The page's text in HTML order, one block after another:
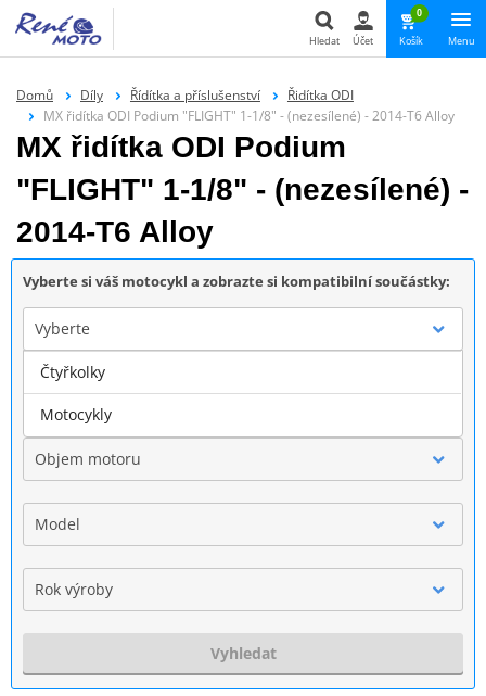
Hledat Účet
0
Košík Menu
Domů Díly Řídítka a příslušenství
Řidítka ODI
MX řidítka ODI Podium "FLIGHT" 1-1/8" - (nezesílené) - 2014-T6 Alloy
MX řidítka ODI Podium
"FLIGHT" 1-1/8" - (nezesílené) -
2014-T6 Alloy
Vyberte si váš motocykl a zobrazte si kompatibilní součástky:
Vyberte
Značka
Objem motoru
Model
Rok výroby
Vyhledat
Čtyřkolky
Motocykly